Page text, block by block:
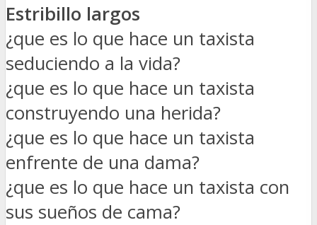
Estribillo largos
¿que es lo que hace un taxista
seduciendo a la vida?
¿que es lo que hace un taxista
construyendo una herida?
¿que es lo que hace un taxista
enfrente de una dama?
¿que es lo que hace un taxista con
sus sueños de cama?